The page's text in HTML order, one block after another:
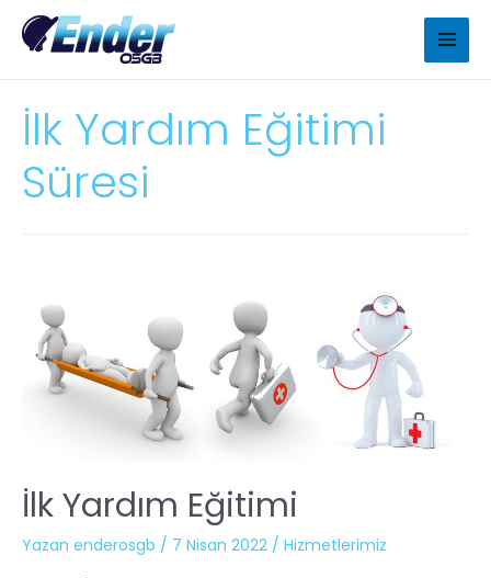
İlk Yardım Eğitimi
Süresi
İlk Yardım Eğitimi
Yazan enderosgb / 7 Nisan 2022 / Hizmetlerimiz